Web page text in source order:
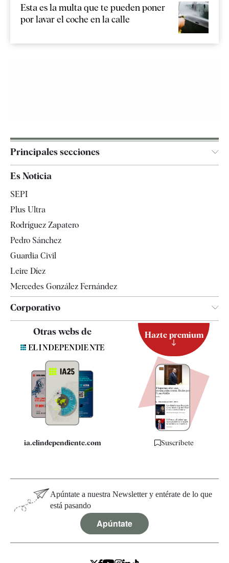
Esta es la multa que te pueden poner
por lavar el coche en la calle
Principales secciones
España
Televisión
Es Noticia
SEPI
Plus Ultra
Rodríguez Zapatero
Pedro Sánchez
Guardia Civil
Leire Díez
Mercedes González Fernández
Corporativo
Contacto
Quiénes somos
Especificaciones
Otras webs de
ia.elindependiente.com
Hazte premium
Suscríbete
Apúntate a nuestra Newsletter y entérate de lo que
está pasando
Apúntate